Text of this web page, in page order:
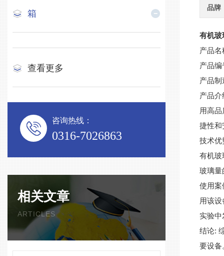
箱
查看更多
咨询热线：
0316-7026863
相关文章
ARTICLES
品牌
有机玻
产品名
产品编
产品
产品
用高
捷性和
技术优
有机玻
玻璃量
使用案
用该
实验
结论:
要设备